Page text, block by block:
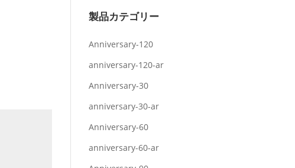
製品カテゴリー
Anniversary-120
anniversary-120-ar
Anniversary-30
anniversary-30-ar
Anniversary-60
anniversary-60-ar